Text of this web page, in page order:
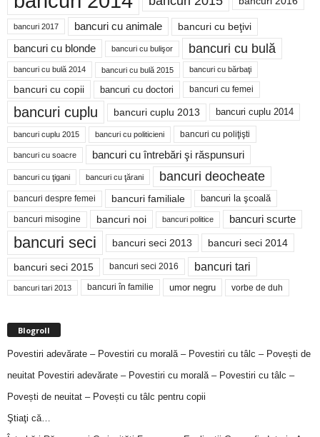
bancuri 2017 bancuri cu animale bancuri cu beţivi
bancuri cu blonde bancuri cu bulişor bancuri cu bulă
bancuri cu bulă 2014 bancuri cu bulă 2015 bancuri cu bărbaţi
bancuri cu copii bancuri cu doctori bancuri cu femei
bancuri cuplu bancuri cuplu 2013 bancuri cuplu 2014
bancuri cuplu 2015 bancuri cu politicieni bancuri cu poliţişti
bancuri cu soacre bancuri cu întrebări şi răspunsuri
bancuri cu ţigani bancuri cu ţărani bancuri deocheate
bancuri despre femei bancuri familiale bancuri la şcoală
bancuri misogine bancuri noi bancuri politice bancuri scurte
bancuri seci bancuri seci 2013 bancuri seci 2014
bancuri seci 2015 bancuri seci 2016 bancuri tari
bancuri tari 2013 bancuri în familie umor negru vorbe de duh
Blogroll
Povestiri adevărate – Povestiri cu morală – Povestiri cu tâlc – Povești de
neuitat Povestiri adevărate – Povestiri cu morală – Povestiri cu tâlc –
Povești de neuitat – Povești cu tâlc pentru copii
Ştiaţi că…